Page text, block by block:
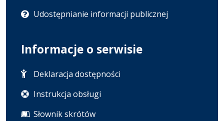
Udostępnianie informacji publicznej
Informacje o serwisie
Deklaracja dostępności
Instrukcja obsługi
Słownik skrótów